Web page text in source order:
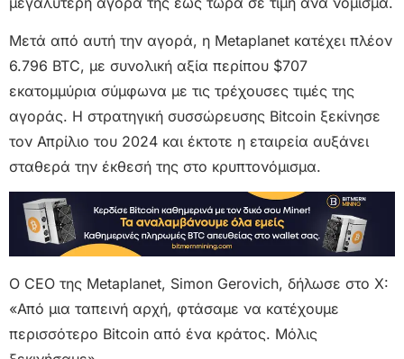
Μετά από αυτή την αγορά, η Metaplanet κατέχει πλέον
6.796 BTC, με συνολική αξία περίπου $707
εκατομμύρια σύμφωνα με τις τρέχουσες τιμές της
αγοράς. Η στρατηγική συσσώρευσης Bitcoin ξεκίνησε
τον Απρίλιο του 2024 και έκτοτε η εταιρεία αυξάνει
σταθερά την έκθεσή της στο κρυπτονόμισμα.
Ο CEO της Metaplanet, Simon Gerovich, δήλωσε στο X:
«Από μια ταπεινή αρχή, φτάσαμε να κατέχουμε
περισσότερο Bitcoin από ένα κράτος. Μόλις